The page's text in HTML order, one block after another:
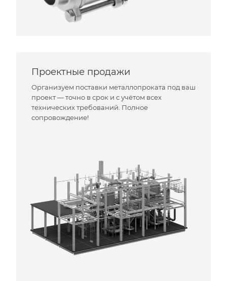
Проектные продажи
Организуем поставки металлопроката под ваш
проект — точно в срок и с учётом всех
технических требований. Полное
сопровождение!